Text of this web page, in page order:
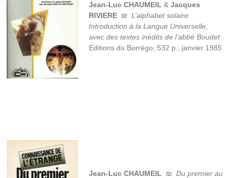
enregistré
sur
les
mystères
le-
sujets
connexes
Jean-Luc CHAUMEIL &Jacques
RIVIERE ₪L’alphabet solaire.
Introduction à la Langue Universelle,
avec des textes inédits de l’abbé Boudet
Editions du Borrégo, 532 p., janvier 1985
Jean-Luc CHAUMEIL ₪Du premier au